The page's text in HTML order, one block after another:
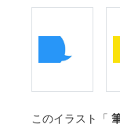
このイラスト「